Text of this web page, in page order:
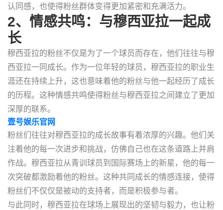
认同感，也使得粉丝群体变得更加紧密和充满活力。
2、情感共鸣：与穆西亚拉一起成
长
穆西亚拉的粉丝不仅是为了一个球员而存在，他们往往与穆
西亚拉一同成长。作为一位年轻的球员，穆西亚拉的职业生
涯还在持续上升，这也意味着他的粉丝与他一起经历了成长
的历程。这种情感共鸣使得粉丝与穆西亚拉之间建立了更加
深厚的联系。
壹号娱乐官网
粉丝们往往对穆西亚拉的成长故事有着浓厚的兴趣。他们关
注着他的每一次进步和挑战，仿佛自己也在这条道路上并肩
作战。穆西亚拉从青训球员到国际赛场上的新星，他的每一
次突破都激励着他的粉丝。这种共同成长的情感连接，使得
粉丝们不仅仅是被动的支持者，而是积极参与者。
与此同时，穆西亚拉在球场上展现出的坚韧与毅力，也让粉